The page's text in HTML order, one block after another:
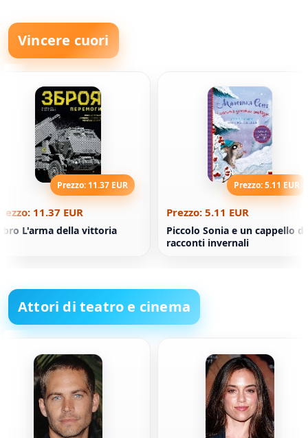
Vincere cuori
Prezzo: 11.37 EUR
11.37 EUR
L'arma della vittoria
Prezzo: 5.11 EUR
Prezzo: 5.11 EUR
Piccolo Sonia e un cappello di
racconti invernali
Attori di teatro e cinema